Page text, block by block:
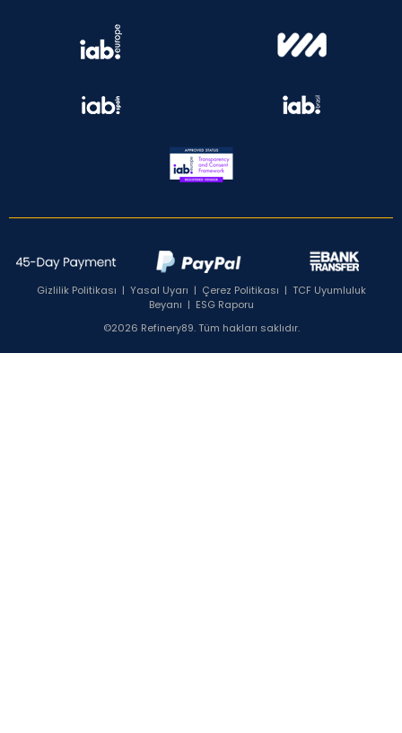
Gizlilik Politikası | Yasal Uyarı | Çerez Politikası | TCF Uyumluluk
Beyanı | ESG Raporu
©2026 Refinery89. Tüm hakları saklıdır.